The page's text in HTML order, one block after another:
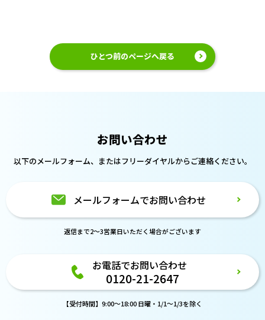
ひとつ前のページへ戻る
お問い合わせ
以下のメールフォーム、またはフリーダイヤルからご連絡ください。
メールフォームでお問い合わせ
返信まで2～3営業日いただく場合がございます
お電話でお問い合わせ
0120-21-2647
【受付時間】9:00～18:00 日曜・1/1～1/3を除く